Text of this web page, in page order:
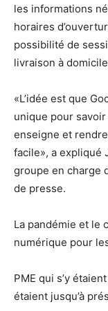
les informations
horaires
possibilité de
livraison à
«L’idée est que
unique pour
enseigne et rendre
facile», a expliqué
groupe en charge
de presse.
La pandémie et le
numérique pour
PME qui s’y
étaient jusqu’à